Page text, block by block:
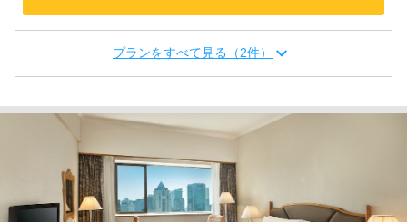
プランをすべて見る（2件）